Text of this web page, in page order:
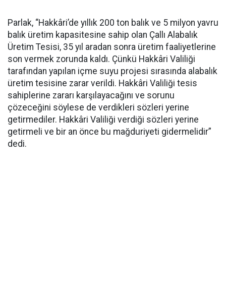
Parlak, “Hakkâri’de yıllık 200 ton balık ve 5 milyon yavru
balık üretim kapasitesine sahip olan Çallı Alabalık
Üretim Tesisi, 35 yıl aradan sonra üretim faaliyetlerine
son vermek zorunda kaldı. Çünkü Hakkâri Valiliği
tarafından yapılan içme suyu projesi sırasında alabalık
üretim tesisine zarar verildi. Hakkâri Valiliği tesis
sahiplerine zararı karşılayacağını ve sorunu
çözeceğini söylese de verdikleri sözleri yerine
getirmediler. Hakkâri Valiliği verdiği sözleri yerine
getirmeli ve bir an önce bu mağduriyeti gidermelidir”
dedi.